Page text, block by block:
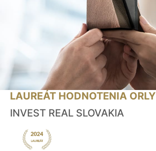
LAUREÁT HODNOTENIA ORLY
INVEST REAL SLOVAKIA